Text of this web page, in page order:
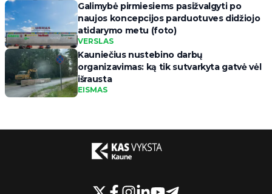
Galimybė pirmiesiems pasižvalgyti po
naujos koncepcijos parduotuves didžiojo
atidarymo metu (foto)
VERSLAS
Kauniečius nustebino darbų
organizavimas: ką tik sutvarkyta gatvė vėl
išrausta
EISMAS